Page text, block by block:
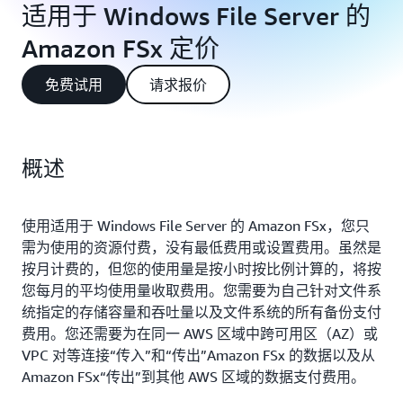
适用于 Windows File Server 的
Amazon FSx 定价
免费试用 请求报价
概述
使用适用于 Windows File Server 的 Amazon FSx，您只
需为使用的资源付费，没有最低费用或设置费用。虽然是
按月计费的，但您的使用量是按小时按比例计算的，将按
您每月的平均使用量收取费用。您需要为自己针对文件系
统指定的存储容量和吞吐量以及文件系统的所有备份支付
费用。您还需要为在同一 AWS 区域中跨可用区（AZ）或
VPC 对等连接“传入”和“传出”Amazon FSx 的数据以及从
Amazon FSx“传出”到其他 AWS 区域的数据支付费用。